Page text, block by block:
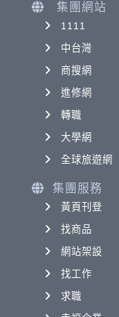
集團網站
1111
中台灣
商搜網
進修網
轉職
大學網
全球旅遊網
集團服務
黃頁刊登
找商品
網站架設
找工作
求職